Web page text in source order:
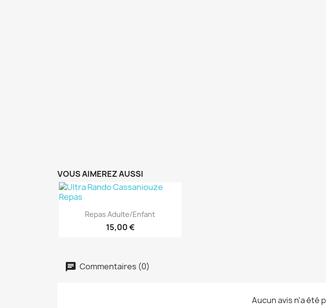
VOUS AIMEREZ AUSSI
Aperçu rapide
Repas Adulte/enfant
15,00 €
Commentaires (0)
Aucun avis n'a été